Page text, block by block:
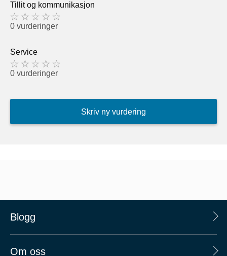
Tillit og kommunikasjon
0 vurderinger
Service
0 vurderinger
Skriv ny vurdering
Blogg
Om oss